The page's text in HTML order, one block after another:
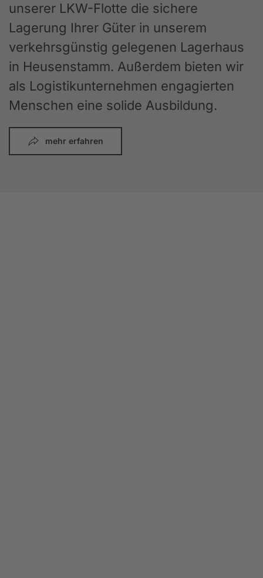
unserer LKW-Flotte die sichere
Lagerung Ihrer Güter in unserem
verkehrsgünstig gelegenen Lagerhaus
in Heusenstamm. Außerdem bieten wir
als Logistikunternehmen engagierten
Menschen eine solide Ausbildung.
mehr erfahren